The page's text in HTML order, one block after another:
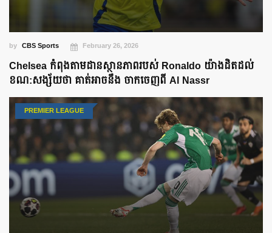
by CBS Sports February 26, 2026
Chelsea កំពុងតាមដានស្ថានភាពរបស់​ Ronaldo យ៉ាងដិតដល់
ខណ:សង្ស័យថា គាត់អាចនឹង ចាកចេញពី Al Nassr
PREMIER LEAGUE